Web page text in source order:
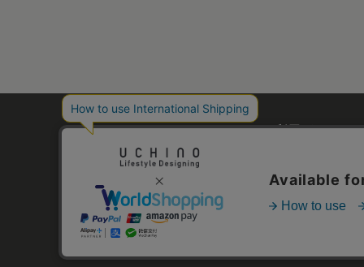
ご利用ガイド